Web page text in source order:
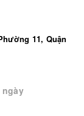
11, Quận